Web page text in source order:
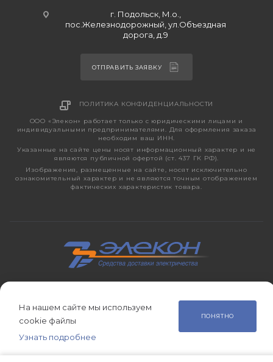
г. Подольск, М.о.,
пос.Железнодорожный, ул.Объездная
дорога, д.9
ОТПРАВИТЬ ЗАЯВКУ
ПОЛИТИКА КОНФИДЕНЦИАЛЬНОСТИ
ООО «Элекон» работает только с юридическими лицами и
индивидуальными предпринимателями. Для оформления заказа
необходим ваш ИНН.
Указанные на сайте цены носят информационный характер и не
являются публичной офертой (ст. 437 ГК РФ).
Изображения, размещенные на сайте, носят исключительно
ознакомительный характер и не являются точным отображением
фактических характеристик товара.
электротехническая продукция, светотехника с 1998 года.
На нашем сайте мы используем
cookie файлы
Узнать подробнее
ПОНЯТНО